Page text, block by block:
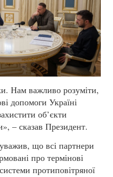
Нам важливо розуміти,
допомоги Україні
об’єкти
– сказав Президент.
що всі партнери
про термінові
протиповітряної